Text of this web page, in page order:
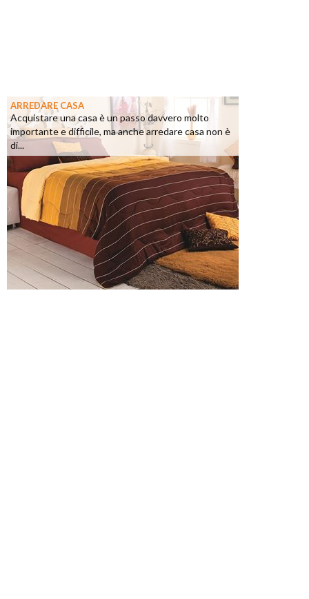
ARREDARE CASA
Acquistare una casa è un passo davvero molto
importante e difficile, ma anche arredare casa non è
di...